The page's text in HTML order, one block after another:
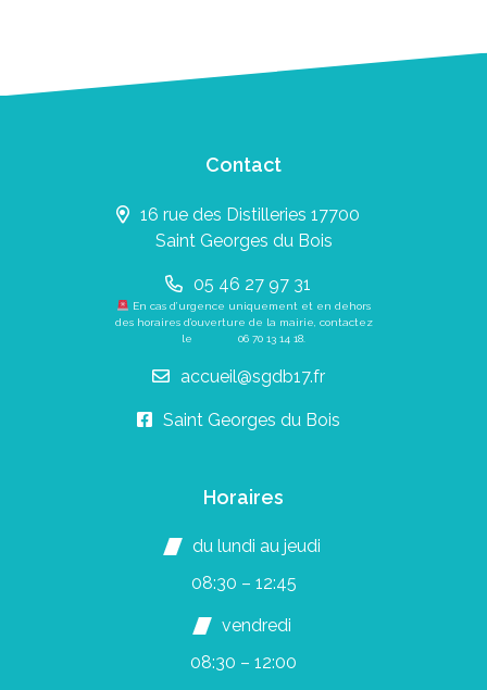
Contact
16 rue des Distilleries 17700
Saint Georges du Bois
05 46 27 97 31
En cas d’urgence uniquement et en dehors
des horaires d’ouverture de la mairie, contactez
le 06 70 13 14 18
accueil@sgdb17.fr
Saint Georges du Bois
Horaires
du lundi au jeudi
08:30 – 12:45
vendredi
08:30 – 12:00